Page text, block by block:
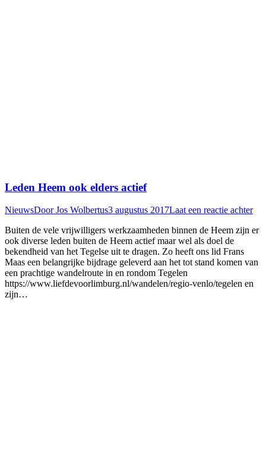
Leden Heem ook elders actief
NieuwsDoorJos Wolbertus3 augustus 2017Laat een reactie achter
Buiten de vele vrijwilligers werkzaamheden binnen de Heem zijn er
ook diverse leden buiten de Heem actief maar wel als doel de
bekendheid van het Tegelse uit te dragen. Zo heeft ons lid Frans
Maas een belangrijke bijdrage geleverd aan het tot stand komen van
een prachtige wandelroute in en rondom Tegelen
https://www.liefdevoorlimburg.nl/wandelen/regio-venlo/tegelen en
zijn…